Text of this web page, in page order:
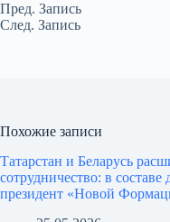
Пред. Запись
След. Запись
Похожие записи
Татарстан и Беларусь
сотрудничество: в составе
президент «Новой